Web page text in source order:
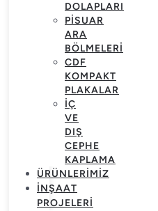
DOLAPLARI
PISUAR
ARA
BÖLMELERI
CDF
KOMPAKT
PLAKALAR
İÇ
VE
DIŞ
CEPHE
KAPLAMA
ÜRÜNLERIMIZ
İNŞAAT
PROJELERI